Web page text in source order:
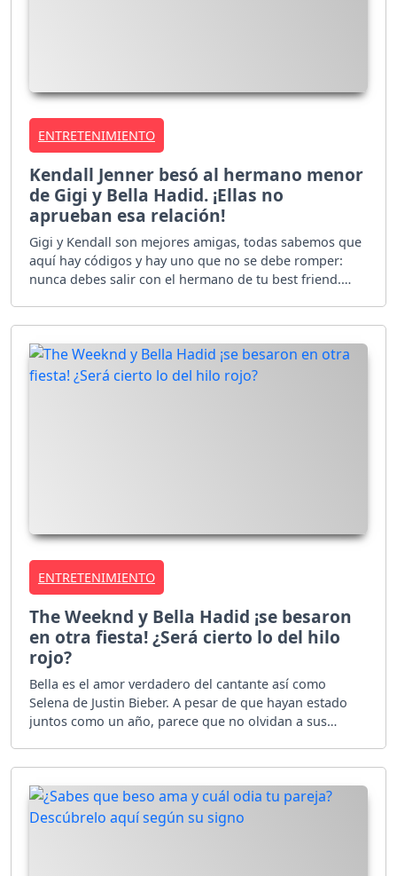
ENTRETENIMIENTO
Kendall Jenner besó al hermano menor
de Gigi y Bella Hadid. ¡Ellas no
aprueban esa relación!
Gigi y Kendall son mejores amigas, todas sabemos que
aquí hay códigos y hay uno que no se debe romper:
nunca debes salir con el hermano de tu best friend.
ENTRETENIMIENTO
The Weeknd y Bella Hadid ¡se besaron
en otra fiesta! ¿Será cierto lo del hilo
rojo?
Bella es el amor verdadero del cantante así como
Selena de Justin Bieber. A pesar de que hayan estado
juntos como un año, parece que no olvidan a sus